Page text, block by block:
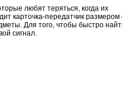
любят теряться, когда их
карточка-передатчик размером
Для того, чтобы быстро
сигнал.